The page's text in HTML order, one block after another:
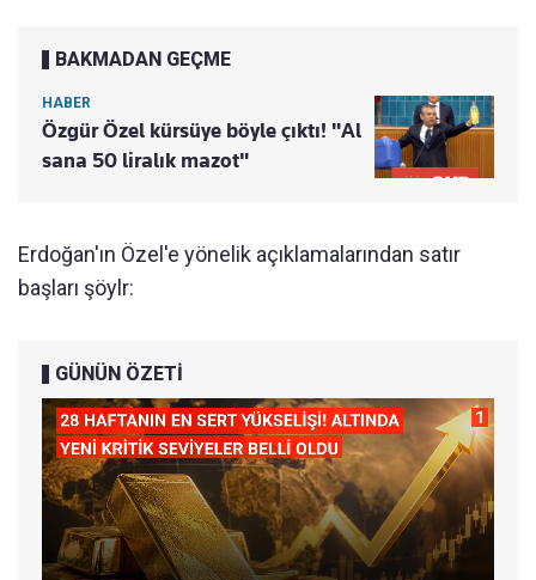
BAKMADAN GEÇME
HABER
Özgür Özel kürsüye böyle çıktı! "Al
sana 50 liralık mazot"
Erdoğan'ın Özel'e yönelik açıklamalarından satır
başları şöylr:
GÜNÜN ÖZETİ